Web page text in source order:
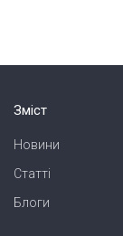
Зміст
Новини
Статті
Блоги